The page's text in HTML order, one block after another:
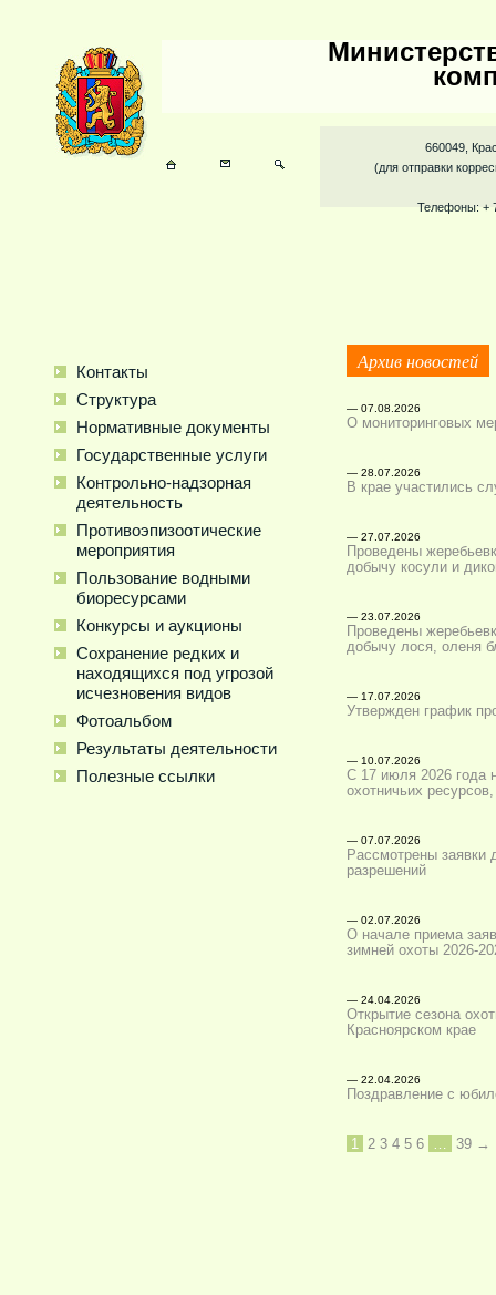
660049,
(для отправки
Телефоны: +
Контакты
Структура
Нормативные документы
Государственные уcлуги
Контрольно-надзорная
деятельность
Противоэпизоотические
мероприятия
Пользование водными
биоресурсами
Конкурсы и аукционы
Сохранение редких и
находящихся под угрозой
исчезновения видов
Фотоальбом
Результаты деятельности
Полезные ссылки
Архив новостей
— 07.08.2026
О мониторинговых
— 28.07.2026
В крае участились
— 27.07.2026
Проведены
добычу косули и
— 23.07.2026
Проведены
добычу лося, оленя
— 17.07.2026
Утвержден график
— 10.07.2026
С 17 июля 2026 года
охотничьих
— 07.07.2026
Рассмотрены заявки
разрешений
— 02.07.2026
О начале приема
зимней охоты 2026-
— 24.04.2026
Открытие сезона
Красноярском крае
— 22.04.2026
Поздравление с
1 2 3 4 5 6 … 39 →